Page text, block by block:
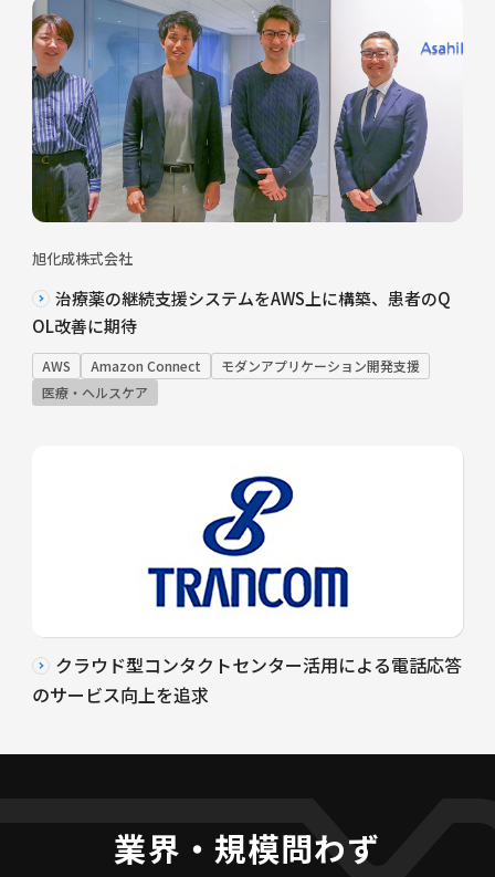
旭化成株式会社
治療薬の継続支援システムをAWS上に構築、患者のQ
OL改善に期待
AWS Amazon Connect
モダンアプリケーション開発支援
医療・ヘルスケア
クラウド型コンタクトセンター活用による電話応答
のサービス向上を追求
業界・規模問わず